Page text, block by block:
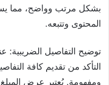
بشكل مرتب وواضح، مما
المحتوى وتتبعه.
توضيح التفاصيل الضريبية:
التأكد من تقديم كافة
ومفهومة. يُعتبر عرض